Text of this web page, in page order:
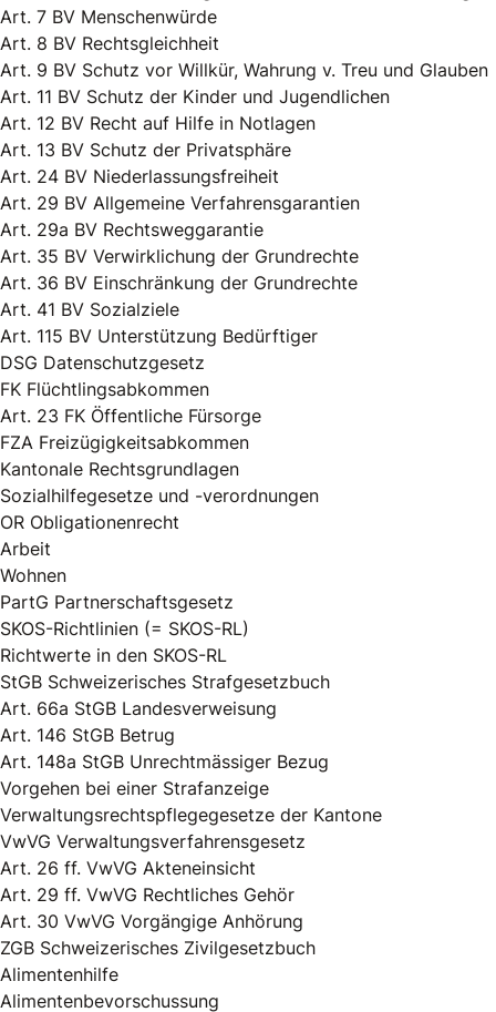
Art. 7 BV Menschenwürde
Art. 8 BV Rechtsgleichheit
Art. 9 BV Schutz vor Willkür, Wahrung v. Treu und Glauben
Art. 11 BV Schutz der Kinder und Jugendlichen
Art. 12 BV Recht auf Hilfe in Notlagen
Art. 13 BV Schutz der Privatsphäre
Art. 24 BV Niederlassungsfreiheit
Art. 29 BV Allgemeine Verfahrensgarantien
Art. 29a BV Rechtsweggarantie
Art. 35 BV Verwirklichung der Grundrechte
Art. 36 BV Einschränkung der Grundrechte
Art. 41 BV Sozialziele
Art. 115 BV Unterstützung Bedürftiger
DSG Datenschutzgesetz
FK Flüchtlingsabkommen
Art. 23 FK Öffentliche Fürsorge
FZA Freizügigkeitsabkommen
Kantonale Rechtsgrundlagen
Sozialhilfegesetze und -verordnungen
OR Obligationenrecht
Arbeit
Wohnen
PartG Partnerschaftsgesetz
SKOS-Richtlinien (= SKOS-RL)
Richtwerte in den SKOS-RL
StGB Schweizerisches Strafgesetzbuch
Art. 66a StGB Landesverweisung
Art. 146 StGB Betrug
Art. 148a StGB Unrechtmässiger Bezug
Vorgehen bei einer Strafanzeige
Verwaltungsrechtspflegegesetze der Kantone
VwVG Verwaltungsverfahrensgesetz
Art. 26 ff. VwVG Akteneinsicht
Art. 29 ff. VwVG Rechtliches Gehör
Art. 30 VwVG Vorgängige Anhörung
ZGB Schweizerisches Zivilgesetzbuch
Alimentenhilfe
Alimentenbevorschussung